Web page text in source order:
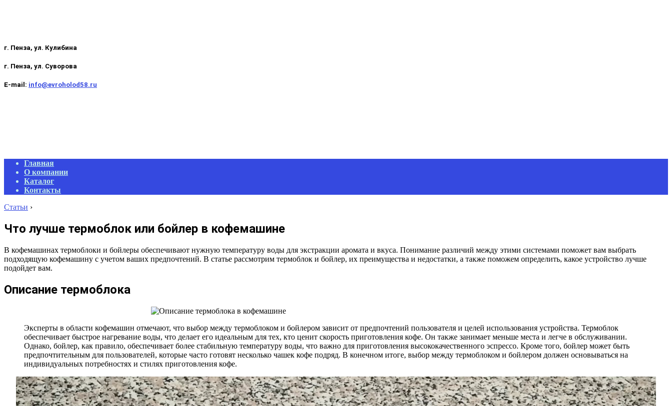
г. Пенза, ул. Кулибина
г. Пенза, ул. Суворова
E-mail: info@evroholod58.ru
Primary
Navigation
Menu
Главная
О компании
Каталог
Контакты
Статьи ›
Что лучше термоблок или бойлер в кофемашине
В кофемашинах термоблоки и бойлеры обеспечивают нужную температуру воды для экстракции аромата и вкуса. Понимание различий между этими системами поможет вам выбрать
подходящую кофемашину с учетом ваших предпочтений. В статье рассмотрим термоблок и бойлер, их преимущества и недостатки, а также поможем определить, какое устройство лучше
подойдет вам.
Описание термоблока
Эксперты в области кофемашин отмечают, что выбор между термоблоком и бойлером зависит от предпочтений пользователя и целей использования устройства. Термоблок
обеспечивает быстрое нагревание воды, что делает его идеальным для тех, кто ценит скорость приготовления кофе. Он также занимает меньше места и легче в обслуживании.
Однако, бойлер, как правило, обеспечивает более стабильную температуру воды, что важно для приготовления высококачественного эспрессо. Кроме того, бойлер может быть
предпочтительным для пользователей, которые часто готовят несколько чашек кофе подряд. В конечном итоге, выбор между термоблоком и бойлером должен основываться на
индивидуальных потребностях и стилях приготовления кофе.